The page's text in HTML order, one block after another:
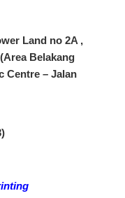
Land no 2A ,
Belakang
Centre – Jalan